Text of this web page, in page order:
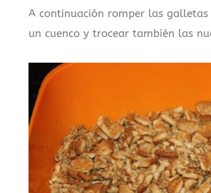
A continuación romper las galletas
un cuenco y trocear también las